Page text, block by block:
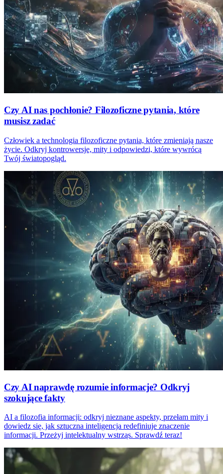
Czy AI nas pochłonie? Filozoficzne pytania, które
musisz zadać
Człowiek a technologia filozoficzne pytania, które zmieniają nasze
życie. Odkryj kontrowersje, mity i odpowiedzi, które wywrócą
Twój światopogląd.
Czy AI naprawdę rozumie informacje? Odkryj
szokujące fakty
AI a filozofia informacji: odkryj nieznane aspekty, przełam mity i
dowiedz się, jak sztuczna inteligencja redefiniuje znaczenie
informacji. Przeżyj intelektualny wstrząs. Sprawdź teraz!